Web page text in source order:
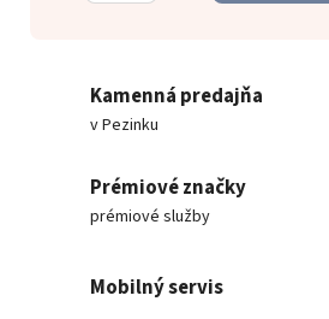
Kamenná predajňa
v Pezinku
Prémiové značky
prémiové služby
Mobilný servis